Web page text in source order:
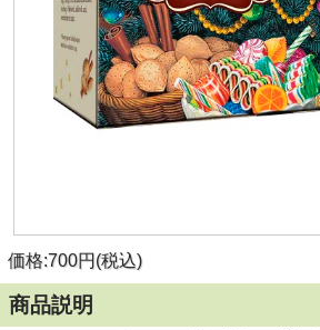
価格:700円(税込)
商品説明